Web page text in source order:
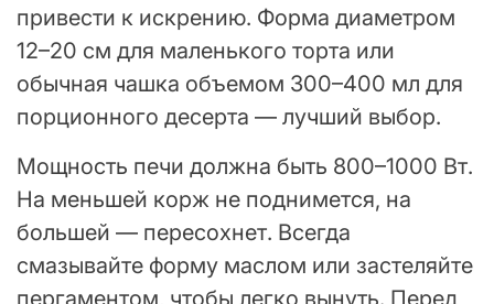
привести к искрению. Форма диаметром
12–20 см для маленького торта или
обычная чашка объемом 300–400 мл для
порционного десерта — лучший выбор.
Мощность печи должна быть 800–1000 Вт.
На меньшей корж не поднимется, на
большей — пересохнет. Всегда
смазывайте форму маслом или застеляйте